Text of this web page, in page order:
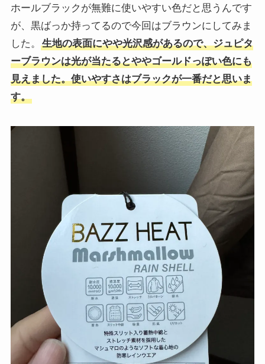
ホールブラックが無難に使いやすい色だと思うんです
が、黒ばっか持ってるので今回はブラウンにしてみま
した。
生地の表面にやや光沢感があるので、ジュピタ
ーブラウンは光が当たるとややゴールドっぽい色にも
見えました。使いやすさはブラックが一番だと思いま
す。